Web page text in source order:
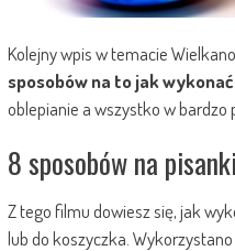
Kolejny wpis w temacie
sposobów na to jak
oblepianie a wszystko w bardzo
8 sposobów na pisanki
Z tego filmu dowiesz się, jak
lub do koszyczka.